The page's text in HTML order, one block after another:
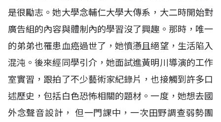
是很勵志。她大學念輔仁大學大傳系，大二時開始對
廣告組的內容與體制內的學習沒了興趣。那時，唯一
的弟弟也罹患血癌過世了，她憤懣且絕望，生活陷入
混沌。後來經同學引介，她面試進黃明川導演的工作
室實習，跟拍了不少藝術家紀錄片，也接觸到許多口
述歷史，包括白色恐怖相關的題材。一度，她想去國
外念聲音設計， 但一門課中，一次田野調查弱勢團